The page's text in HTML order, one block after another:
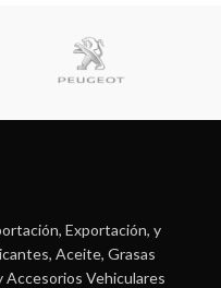
Exportación, y
Aceite, Grasas
Vehiculares